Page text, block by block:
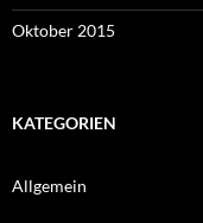
Oktober 2015
KATEGORIEN
Allgemein